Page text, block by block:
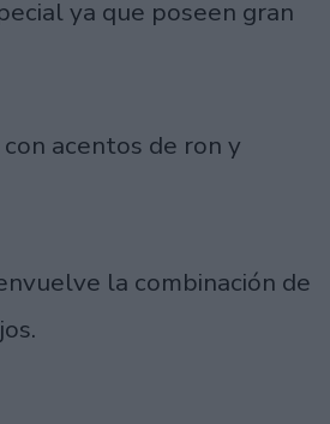
ya que poseen gran
acentos de ron y
la combinación de